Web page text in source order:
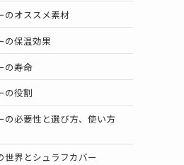
のオススメ素材
の保温効果
の寿命
の役割
の必要性と選び方、使い方
界とシュラフカバー